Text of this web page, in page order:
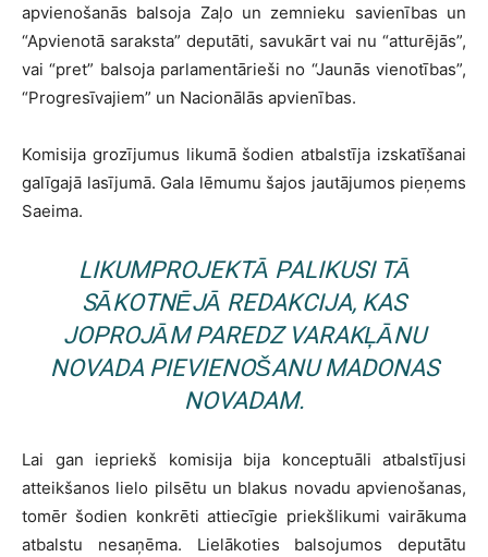
apvienošanās balsoja Zaļo un zemnieku savienības un
“Apvienotā saraksta” deputāti, savukārt vai nu “atturējās”,
vai “pret” balsoja parlamentārieši no “Jaunās vienotības”,
“Progresīvajiem” un Nacionālās apvienības.
Komisija grozījumus likumā šodien atbalstīja izskatīšanai
galīgajā lasījumā. Gala lēmumu šajos jautājumos pieņems
Saeima.
LIKUMPROJEKTĀ PALIKUSI TĀ
SĀKOTNĒJĀ REDAKCIJA, KAS
JOPROJĀM PAREDZ VARAKĻĀNU
NOVADA PIEVIENOŠANU MADONAS
NOVADAM.
Lai gan iepriekš komisija bija konceptuāli atbalstījusi
atteikšanos lielo pilsētu un blakus novadu apvienošanas,
tomēr šodien konkrēti attiecīgie priekšlikumi vairākuma
atbalstu nesaņēma. Lielākoties balsojumos deputātu